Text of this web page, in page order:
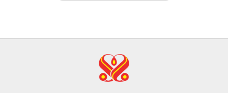
4:31
School Community
Важните Новини